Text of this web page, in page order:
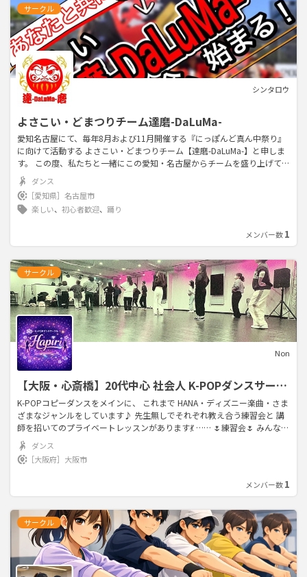
サークル
シンタロウ
よさこい・どまつりチーム達磨-DaLuMa-
愛知名古屋にて、毎年8月および11月開催する『にっぽんど真ん中祭り』
に向けて活動する よさこい・どまつりチーム【達磨-DaLuMa-】と申しま
す。 この度、私たちと一緒にこの愛知・名古屋からチームを盛り上げてく
れるパフォーマーを大募集しています😄 ダンス経験者はもちろん、ダン
スやよさこいやった事ないけど興味ある人も大歓迎です✨ しっかりとパフ
ォーマンスできるように楽しく丁寧に組み立てていきます😄 先ずはお話
しお伺いだけという人も大歓迎です😄 チーム練習体験も絶賛受け付けて
・演舞を声で盛り上げるMC🎤 ・生歌で華やかに演舞を飾る歌い手♬ ・大
旗振ってチーム士気を高める旗士🚩 といったパフォーマーを募集してい
ます💡 気になった方はお気軽にお問合せ✉️下さい💡 よろしくお願いしま
す🙇‍♂️
ダンス
［愛知県］ 名古屋市
楽しい、 初心者歓迎、 踊り
メンバー数1
サークル
Non
【大阪・心斎橋】20代中心 社会人 K-POPダンスサーク
ル Hapiri💃未経験・初心者大歓迎
K-POPコピーダンスをメインに、 これまで HANA・ディズニー楽曲・さま
ざまなジャンルをしています♪ 先生無しでそれぞれ教え合う練習会と 講
師を招いてのプライベートレッスンがあります💃 …… 🌷練習会🌷 みんなで
スタジオを借りて、 振付練習や復習、動画を見ながらコピーダンスを行い
ます。 💰 参加費 200円〜500円程度 （スタジオ代を参加人数で割りま
す） 🕺 内容 ・K-POPコピーダンス練習 ・過去振りの復習 ・新しい曲に
ン（月1〜2回）🌷 月に1〜2回、 K-POPダンス専門インストラクターの方
内容 ・サビのみに絞って振付を1から教えてもらえます！ ・スローからど
んどんテンポアップして踊るので覚えやすいです。 ・最後にみんなで踊っ
て撮影タイム💃
ダンス
［大阪府］ 大阪市
メンバー数1
サークル